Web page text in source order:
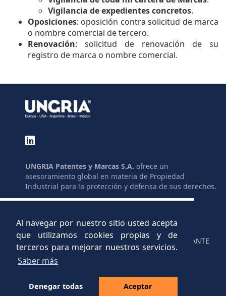
Al navegar por nuestro sitio usted acepta
que utilizamos cookies propias y de
terceros para mejorar nuestros servicios.
Saber más
Denegar todas Aceptar
Vigilancia de expedientes concretos.
Oposiciones: oposición contra solicitud de marca
o nombre comercial de tercero.
Renovación: solicitud de renovación de su
registro de marca o nombre comercial.
UNGRIA Patentes y Marcas S.A. ofrece un
asesoramiento global en materia de Propiedad
Industrial para la protección y defensa de sus derechos.
MAPA DEL SITIO
LEGAL
PRIVACIDAD
AYUDAS
C.V.
CANAL INFORMANTE